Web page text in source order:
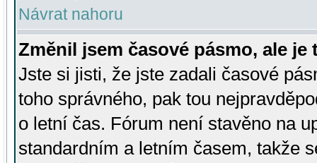
Návrat nahoru
Změnil jsem časové pásmo, ale je
Jste si jisti, že jste zadali časové
toho správného, pak tou
o letní čas. Fórum není stavěno na
standardním a letním časem, takže